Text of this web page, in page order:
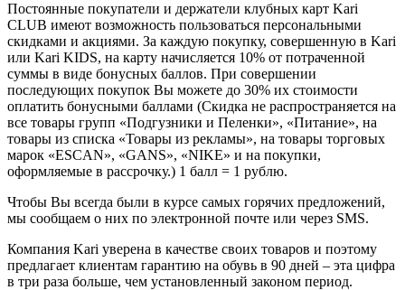
Постоянные покупатели и держатели клубных карт Kari
CLUB имеют возможность пользоваться персональными
скидками и акциями. За каждую покупку, совершенную в Kari
или Kari KIDS, на карту начисляется 10% от потраченной
суммы в виде бонусных баллов. При совершении
последующих покупок Вы можете до 30% их стоимости
оплатить бонусными баллами (Скидка не распространяется на
все товары групп «Подгузники и Пеленки», «Питание», на
товары из списка «Товары из рекламы», на товары торговых
марок «ESCAN», «GANS», «NIKE» и на покупки,
оформляемые в рассрочку.) 1 балл = 1 рублю.
Чтобы Вы всегда были в курсе самых горячих предложений,
мы сообщаем о них по электронной почте или через SMS.
Компания Kari уверена в качестве своих товаров и поэтому
предлагает клиентам гарантию на обувь в 90 дней – эта цифра
в три раза больше, чем установленный законом период.